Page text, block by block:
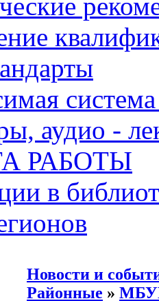
аудио -
РАБОТЫ
в
Новости и
Районные »